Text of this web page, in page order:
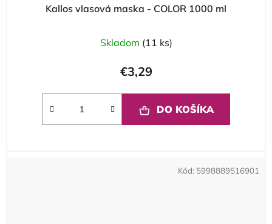
Kallos vlasová maska - COLOR 1000 ml
Skladom (11 ks)
€3,29
DO KOŠÍKA
Kód: 5998889516901